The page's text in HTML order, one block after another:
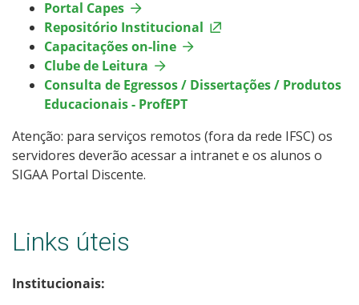
Portal Capes
Repositório Institucional
Capacitações on-line
Clube de Leitura
Consulta de Egressos / Dissertações / Produtos
Educacionais - ProfEPT
Atenção: para serviços remotos (fora da rede IFSC) os
servidores deverão acessar a intranet e os alunos o
SIGAA Portal Discente.
Links úteis
Institucionais: